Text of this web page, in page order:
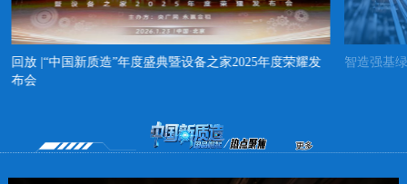
回放 |“中国新质造”年度盛典暨设备之家2025年度荣耀发
布会
智造强基